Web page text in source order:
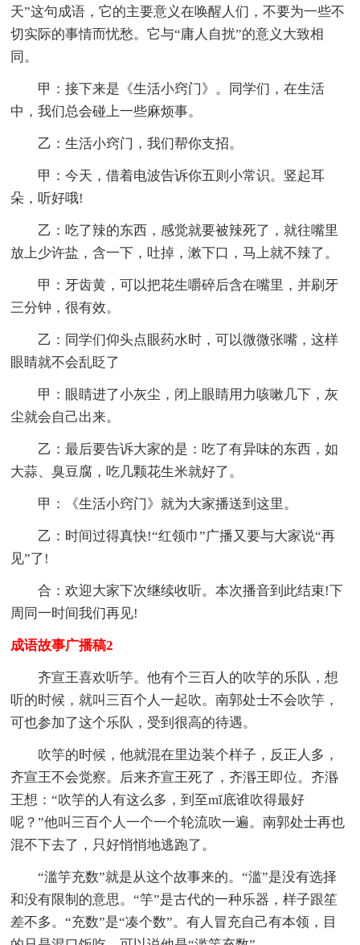
天”这句成语，它的主要意义在唤醒人们，不要为一些不
切实际的事情而忧愁。它与“庸人自扰”的意义大致相
同。
甲：接下来是《生活小窍门》。同学们，在生活
中，我们总会碰上一些麻烦事。
乙：生活小窍门，我们帮你支招。
甲：今天，借着电波告诉你五则小常识。竖起耳
朵，听好哦!
乙：吃了辣的东西，感觉就要被辣死了，就往嘴里
放上少许盐，含一下，吐掉，漱下口，马上就不辣了。
甲：牙齿黄，可以把花生嚼碎后含在嘴里，并刷牙
三分钟，很有效。
乙：同学们仰头点眼药水时，可以微微张嘴，这样
眼睛就不会乱眨了
甲：眼睛进了小灰尘，闭上眼睛用力咳嗽几下，灰
尘就会自己出来。
乙：最后要告诉大家的是：吃了有异味的东西，如
大蒜、臭豆腐，吃几颗花生米就好了。
甲：《生活小窍门》就为大家播送到这里。
乙：时间过得真快!“红领巾”广播又要与大家说“再
见”了!
合：欢迎大家下次继续收听。本次播音到此结束!下
周同一时间我们再见!
成语故事广播稿2
齐宣王喜欢听竽。他有个三百人的吹竽的乐队，想
听的时候，就叫三百个人一起吹。南郭处士不会吹竽，
可也参加了这个乐队，受到很高的待遇。
吹竽的时候，他就混在里边装个样子，反正人多，
齐宣王不会觉察。后来齐宣王死了，齐湣王即位。齐湣
王想：“吹竽的人有这么多，到至mǐ底谁吹得最好
呢？”他叫三百个人一个一个轮流吹一遍。南郭处士再也
混不下去了，只好悄悄地逃跑了。
“滥竽充数”就是从这个故事来的。“滥”是没有选择
和没有限制的意思。“竽”是古代的一种乐器，样子跟笙
差不多。“充数”是“凑个数”。有人冒充自己有本领，目